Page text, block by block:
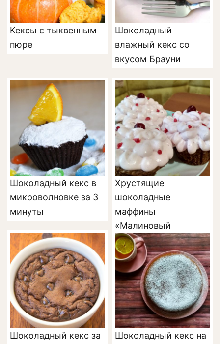
Кексы с тыквенным
пюре
Шоколадный
влажный кекс со
вкусом Брауни
Шоколадный кекс в
микроволновке за 3
минуты
Хрустящие
шоколадные
маффины
«Малиновый
восторг»
Шоколадный кекс за
Шоколадный кекс на